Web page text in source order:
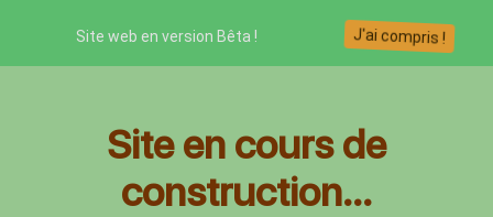
Site en cours de
construction...
Site web en version Bêta ! J'ai compris !